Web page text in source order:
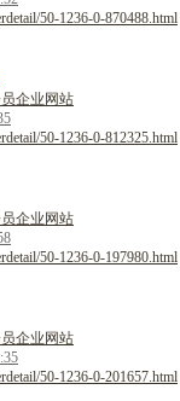
50-1236-0-870488.html
企业网站
50-1236-0-812325.html
企业网站
50-1236-0-197980.html
企业网站
50-1236-0-201657.html